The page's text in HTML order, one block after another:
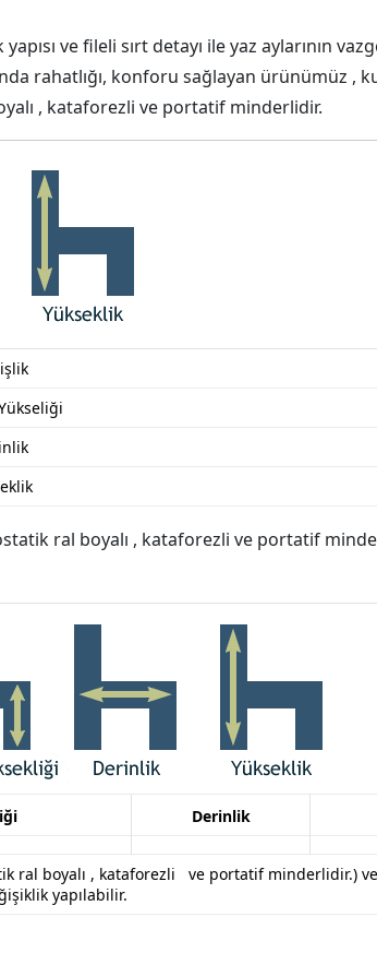
ve fileli sırt detayı ile yaz aylarının
rahatlığı, konforu sağlayan ürünümüz ,
, kataforezli ve portatif minderlidir.
ral boyalı , kataforezli ve portatif
Derinlik
ral boyalı , kataforezli ve portatif minderlidir.)
yapılabilir.